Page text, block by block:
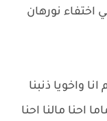
اختفاء نورهان
واخويا ذنبنا
مالنا احنا